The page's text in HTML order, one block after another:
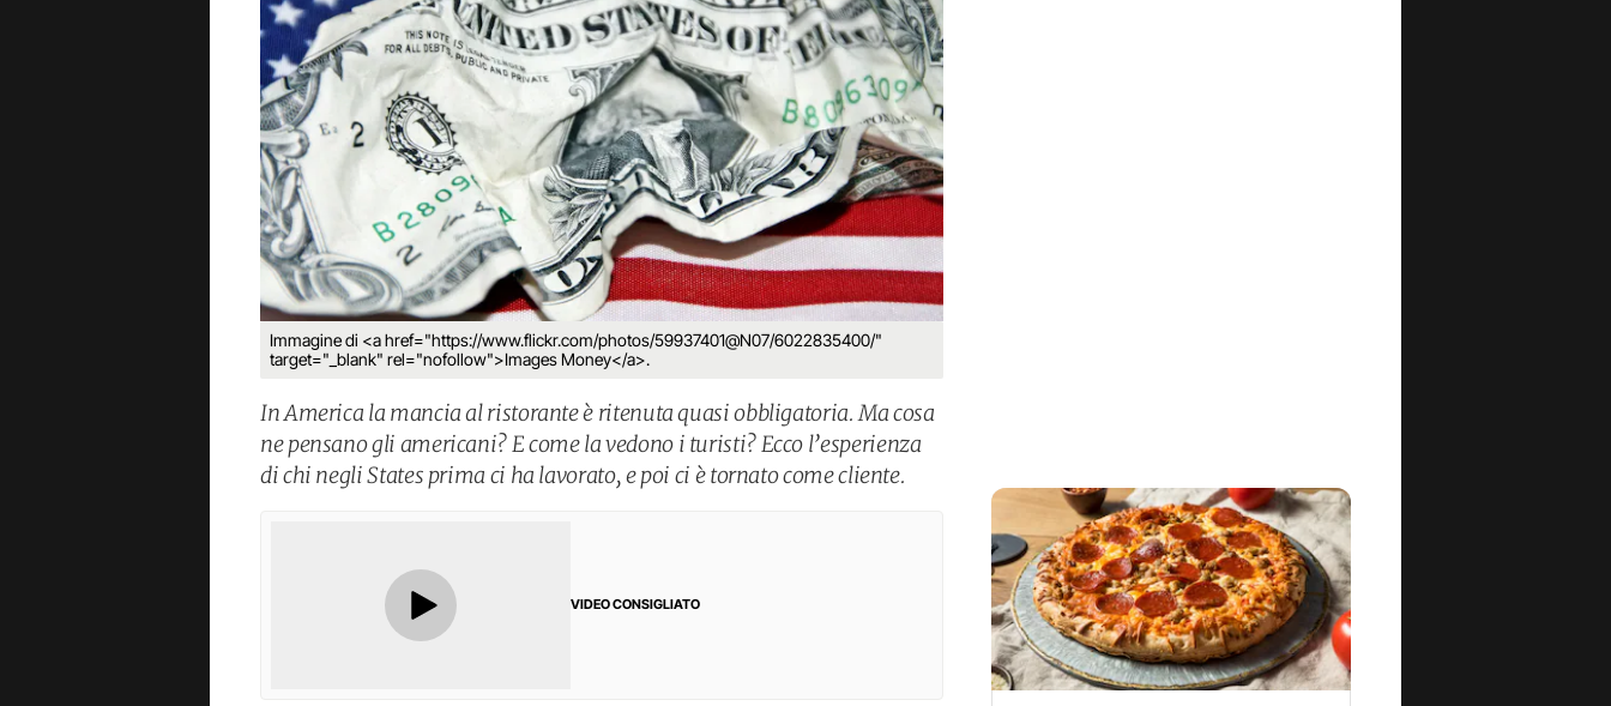
Immagine di <a href="https://www.flickr.com/photos/59937401@N07/6022835400/"
target="_blank" rel="nofollow">Images Money</a>.
In America la mancia al ristorante è ritenuta quasi obbligatoria. Ma cosa
ne pensano gli americani? E come la vedono i turisti? Ecco l’esperienza
di chi negli States prima ci ha lavorato, e poi ci è tornato come cliente.
VIDEO CONSIGLIATO